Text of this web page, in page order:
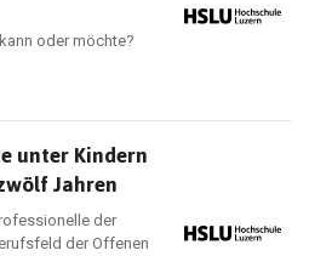
oder möchte?
unter Kindern
Jahren
der
der Offenen